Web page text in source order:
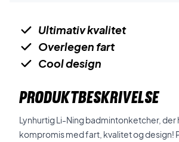
Ultimativ kvalitet
Overlegen fart
Cool design
PRODUKTBESKRIVELSE
Lynhurtig Li-Ning badmintonketcher, der
kompromis med fart, kvalitet og design!